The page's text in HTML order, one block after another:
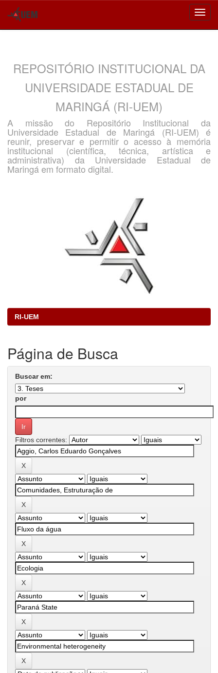
REPOSITÓRIO INSTITUCIONAL DA
UNIVERSIDADE ESTADUAL DE
MARINGÁ (RI-UEM)
A missão do Repositório Institucional da
Universidade Estadual de Maringá (RI-UEM) é
reunir, preservar e permitir o acesso à memória
institucional (científica, técnica, artística e
administrativa) da Universidade Estadual de
Maringá em formato digital.
RI-UEM
Página de Busca
Buscar em:
por
Filtros correntes: